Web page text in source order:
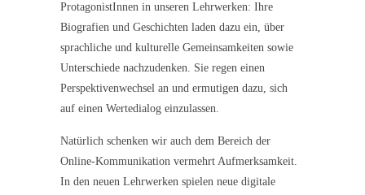
ProtagonistInnen in unseren Lehrwerken: Ihre
Biografien und Geschichten laden dazu ein, über
sprachliche und kulturelle Gemeinsamkeiten sowie
Unterschiede nachzudenken. Sie regen einen
Perspektivenwechsel an und ermutigen dazu, sich
auf einen Wertedialog einzulassen.
Natürlich schenken wir auch dem Bereich der
Online-Kommunikation vermehrt Aufmerksamkeit.
In den neuen Lehrwerken spielen neue digitale